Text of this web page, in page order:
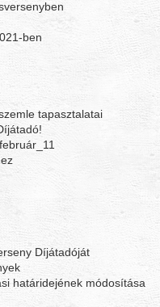
ben
tapasztalatai
Díjátadóját
határidejének módosítása